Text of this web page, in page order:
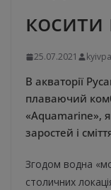
косити
25.07.2021
В акваторії
плаваючий
«Aquamarine»,
заростей і
Згодом водна
столичних